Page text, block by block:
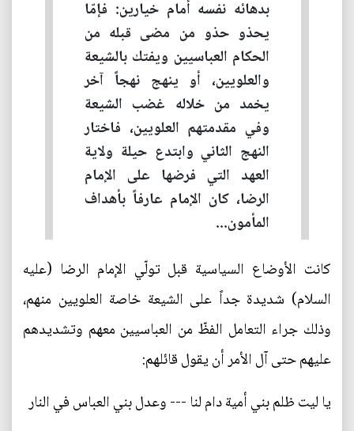
بدهائه نفسه أمام خيارين: فإمّا
يحذو حذو من مضى قبله من
الحكام العباسيين ويفتك بالشيعة
والعلويين، أو ينهج نهجاً آخر
يخمد من خلاله غضب الشيعة
وفي مقدمتهم العلويين، فاختار
النهج الثاني وابتدع حيلة ولاية
العهد التي فرضها على الإمام
الرضا، كان الإمام عارفاً بأهداف
المأمون...
كانت الأوضاع السياسية قبل تولّي الإمام الرضا (عليه
السلام) شديدة جداً على الشيعة خاصة العلويين منهم،
وذلك جراء التعامل الفظّ من العباسيين معهم وتشديدهم
عليهم حتى آل الأمر أن يقول قائلهم:
يا ليت ظلم بني أمية دام لنا --- وعدل بني العباس في النار